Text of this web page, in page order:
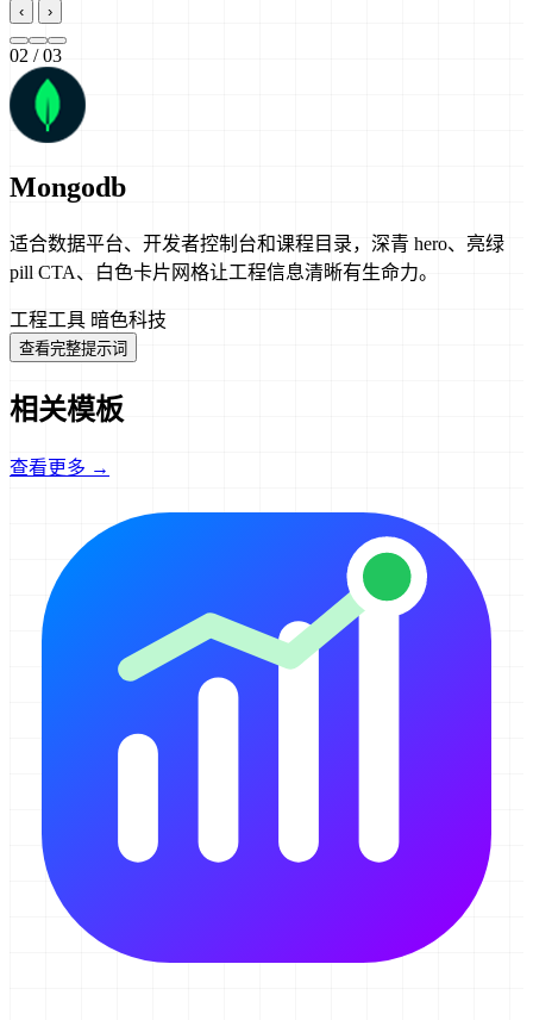
‹ ›
02 / 03
Mongodb
适合数据平台、开发者控制台和课程目录，深青 hero、亮绿
pill CTA、白色卡片网格让工程信息清晰有生命力。
工程工具 暗色科技
查看完整提示词
相关模板
查看更多 →